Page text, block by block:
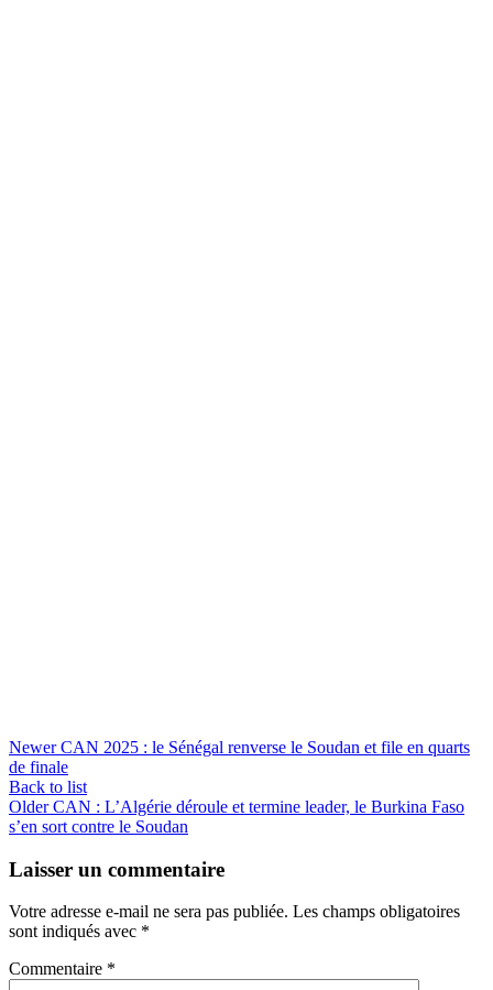
Newer CAN 2025 : le Sénégal renverse le Soudan et file en quarts
de finale
Back to list
Older CAN : L’Algérie déroule et termine leader, le Burkina Faso
s’en sort contre le Soudan
Laisser un commentaire
Votre adresse e-mail ne sera pas publiée. Les champs obligatoires
sont indiqués avec *
Commentaire *